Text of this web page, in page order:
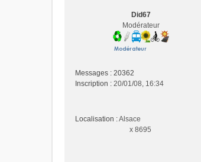
i
z
t
r
Did67
Modérateur
Messages : 20362
Inscription : 20/01/08, 16:34
Localisation :Alsace
x 8695